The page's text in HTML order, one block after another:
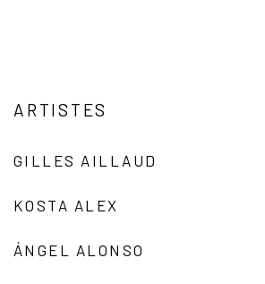
ARTISTES
GILLES AILLAUD
KOSTA ALEX
ÁNGEL ALONSO